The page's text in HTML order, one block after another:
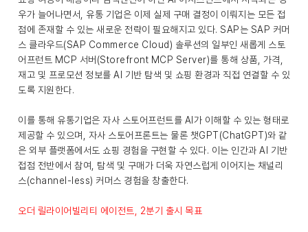
우가 늘어나면서, 유통 기업은 이제 실제 구매 결정이 이뤄지는 모든 접
점에 존재할 수 있는 새로운 전략이 필요해지고 있다. SAP는 SAP 커머
스 클라우드(SAP Commerce Cloud) 솔루션의 일부인 새롭게 스토
어프런트 MCP 서버(Storefront MCP Server)를 통해 상품, 가격,
재고 및 프로모션 정보를 AI 기반 탐색 및 쇼핑 환경과 직접 연결할 수 있
도록 지원한다.
이를 통해 유통기업은 자사 스토어프런트를 AI가 이해할 수 있는 형태로
제공할 수 있으며, 자사 스토어프론트는 물론 챗GPT(ChatGPT)와 같
은 외부 플랫폼에서도 쇼핑 경험을 구현할 수 있다. 이는 인간과 AI 기반
접점 전반에서 참여, 탐색 및 구매가 더욱 자연스럽게 이어지는 채널리
스(channel-less) 커머스 경험을 창출한다.
오더 릴라이어빌리티 에이전트, 2분기 출시 목표